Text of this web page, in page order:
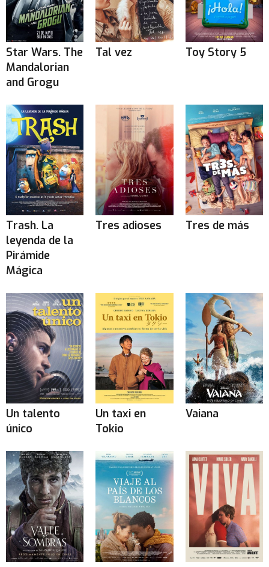
Star Wars. The
Mandalorian
and Grogu
Tal vez Toy Story 5
Trash. La
leyenda de la
Pirámide
Mágica
Tres adioses Tres de más
Un talento
único
Un taxi en
Tokio
Vaiana